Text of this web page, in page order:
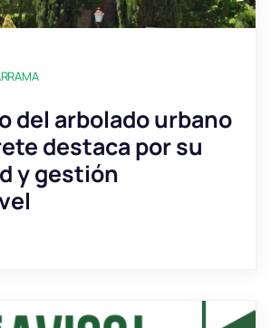
del arbolado urbano
destaca por su
y gestión